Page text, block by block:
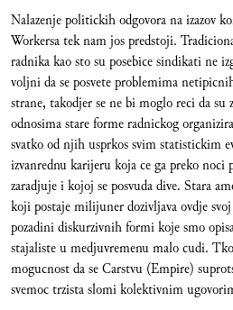
Nalazenje politickih odgovora na izazov
Workersa tek nam jos predstoji.
radnika kao sto su posebice sindikati ne
voljni da se posvete problemima
strane, takodjer se ne bi moglo reci da
odnosima stare forme radnickog
svatko od njih usprkos svim statistickim
izvanrednu karijeru koja ce ga preko
zaradjuje i kojoj se posvuda dive. Stara
koji postaje milijuner dozivljava ovdje
pozadini diskurzivnih formi koje smo
stajaliste u medjuvremenu malo cudi.
mogucnost da se Carstvu (Empire)
svemoc trzista slomi kolektivnim